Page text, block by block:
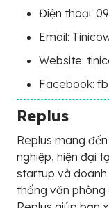
Điện thoại:
Email:
Website:
Facebook:
Replus
Replus mang
nghiệp, hiện đại
startup và doanh
thống văn